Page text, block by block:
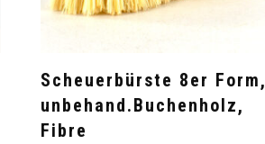
Scheuerbürste 8er Form,
unbehand.Buchenholz,
Fibre